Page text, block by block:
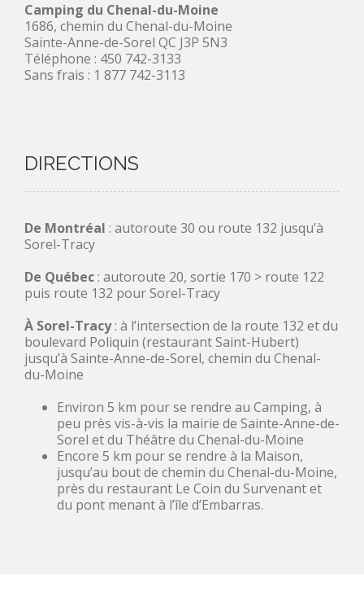
Camping du Chenal-du-Moine
1686, chemin du Chenal-du-Moine
Sainte-Anne-de-Sorel QC J3P 5N3
Téléphone : 450 742-3133
Sans frais : 1 877 742-3113
DIRECTIONS
De Montréal : autoroute 30 ou route 132 jusqu’à
Sorel-Tracy
De Québec : autoroute 20, sortie 170 > route 122
puis route 132 pour Sorel-Tracy
À Sorel-Tracy: à l’intersection de la route 132 et du
boulevard Poliquin (restaurant Saint-Hubert)
jusqu’à Sainte-Anne-de-Sorel, chemin du Chenal-
du-Moine
Environ 5 km pour se rendre au Camping, à
peu près vis-à-vis la mairie de Sainte-Anne-de-
Sorel et du Théâtre du Chenal-du-Moine
Encore 5 km pour se rendre à la Maison,
jusqu’au bout de chemin du Chenal-du-Moine,
près du restaurant Le Coin du Survenant et
du pont menant à l’île d’Embarras.